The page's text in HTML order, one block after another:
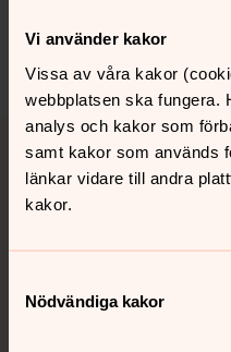
Vi använder kakor
Vissa av våra kakor
webbplatsen ska fungera.
analys och kakor som
samt kakor som används
länkar vidare till andra
kakor.
Nödvändiga kakor
Tillbaka till toppen
Tillbaka till innehållet
Kalender